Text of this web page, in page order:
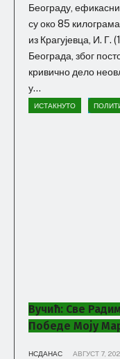
Београду,
су око 85
из Крагујевца, И.
Београда, због
кривично дело
у...
ИСТАКНУТО
Вучић: Све
Победе Моју
НСДАНАС АВГУСТ 7,